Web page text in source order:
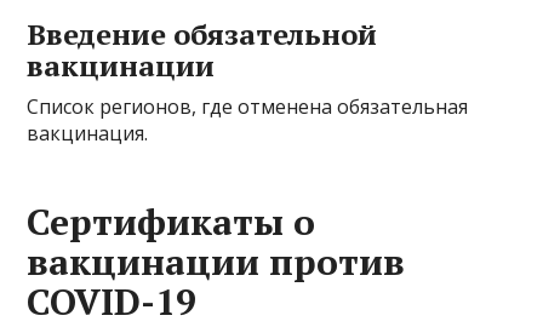
Введение обязательной
вакцинации
Список регионов, где отменена обязательная
вакцинация.
Сертификаты о
вакцинации против
COVID-19